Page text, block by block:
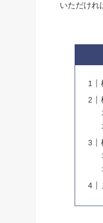
いただけれ